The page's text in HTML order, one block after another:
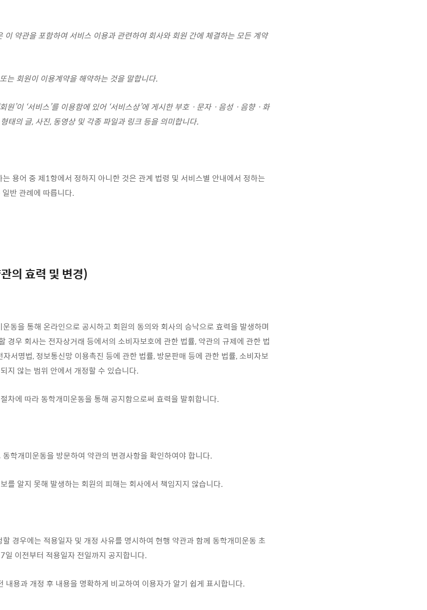
약관을 포함하여 서비스 이용과 관련하여 회사와 회원 간에 체결하는 모든 계약
는 회원이 이용계약을 해약하는 것을 말합니다.
원’이 ‘서비스’를 이용함에 있어 ‘서비스상’에 게시한 부호ㆍ문자ㆍ음성ㆍ음향ㆍ화
태의 글, 사진, 동영상 및 각종 파일과 링크 등을 의미합니다.
용어 중 제1항에서 정하지 아니한 것은 관계 법령 및 서비스별 안내에서 정하는
반 관례에 따릅니다.
의 효력 및 변경)
동을 통해 온라인으로 공시하고 회원의 동의와 회사의 승낙으로 효력을 발생하며
경우 회사는 전자상거래 등에서의 소비자보호에 관한 법률, 약관의 규제에 관한 법
자서명법, 정보통신망 이용촉진 등에 관한 법률, 방문판매 등에 관한 법률, 소비자보
지 않는 범위 안에서 개정할 수 있습니다.
차에 따라 동학개미운동을 통해 공지함으로써 효력을 발휘합니다.
학개미운동을 방문하여 약관의 변경사항을 확인하여야 합니다.
를 알지 못해 발생하는 회원의 피해는 회사에서 책임지지 않습니다.
경우에는 적용일자 및 개정 사유를 명시하여 현행 약관과 함께 동학개미운동 초
일 이전부터 적용일자 전일까지 공지합니다.
내용과 개정 후 내용을 명확하게 비교하여 이용자가 알기 쉽게 표시합니다.